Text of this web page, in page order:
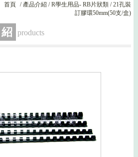
首頁 / 產品介紹 / R學生用品- RB片狀類 / 21孔裝
訂膠環50mm(50支/盒)
紹 products